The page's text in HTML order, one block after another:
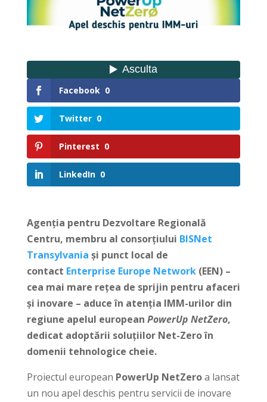
Facebook 0
Twitter 0
Pinterest 0
LinkedIn 0
Agenția pentru Dezvoltare Regională
Centru, membru al consorțiului BISNet
Transylvania și punct local de
contact Enterprise Europe Network(EEN) –
cea mai mare rețea de sprijin pentru afaceri
și inovare – aduce în atenția IMM-urilor din
regiune apelul european PowerUp NetZero,
dedicat adoptării soluțiilor Net-Zero în
domenii tehnologice cheie.
Proiectul european PowerUp NetZeroa lansat
un nou apel deschis pentru servicii de inovare